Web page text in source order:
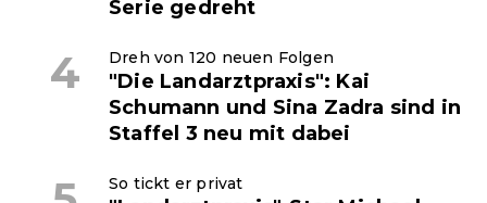
Serie gedreht
Dreh von 120 neuen Folgen
"Die Landarztpraxis": Kai
Schumann und Sina Zadra sind in
Staffel 3 neu mit dabei
So tickt er privat